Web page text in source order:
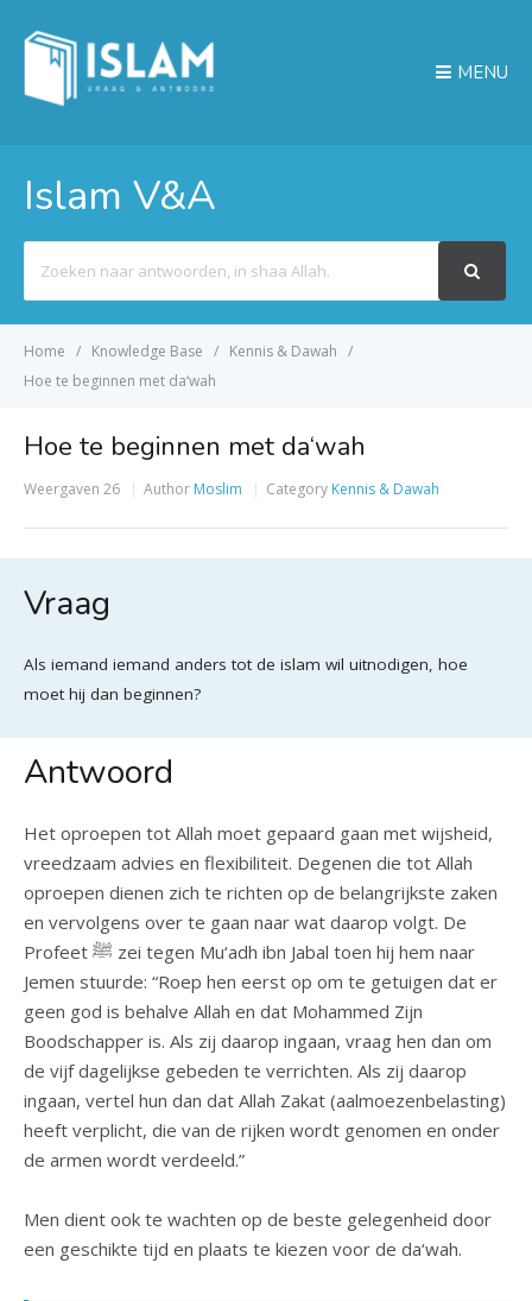
MENU
Islam V&A
For
Home Knowledge Base
Kennis & Dawah
Hoe te beginnen met da‘wah
Hoe te beginnen met da‘wah
Weergaven 26 Author Moslim Category Kennis & Dawah
Vraag
Als iemand iemand anders tot de islam wil uitnodigen, hoe
moet hij dan beginnen?
Antwoord
Het oproepen tot Allah moet gepaard gaan met wijsheid,
vreedzaam advies en flexibiliteit. Degenen die tot Allah
oproepen dienen zich te richten op de belangrijkste zaken
en vervolgens over te gaan naar wat daarop volgt. De
Profeet ﷺ zei tegen Mu‘adh ibn Jabal toen hij hem naar
Jemen stuurde: “Roep hen eerst op om te getuigen dat er
geen god is behalve Allah en dat Mohammed Zijn
Boodschapper is. Als zij daarop ingaan, vraag hen dan om
de vijf dagelijkse gebeden te verrichten. Als zij daarop
ingaan, vertel hun dan dat Allah Zakat (aalmoezenbelasting)
heeft verplicht, die van de rijken wordt genomen en onder
de armen wordt verdeeld.”
Men dient ook te wachten op de beste gelegenheid door
een geschikte tijd en plaats te kiezen voor de da‘wah.